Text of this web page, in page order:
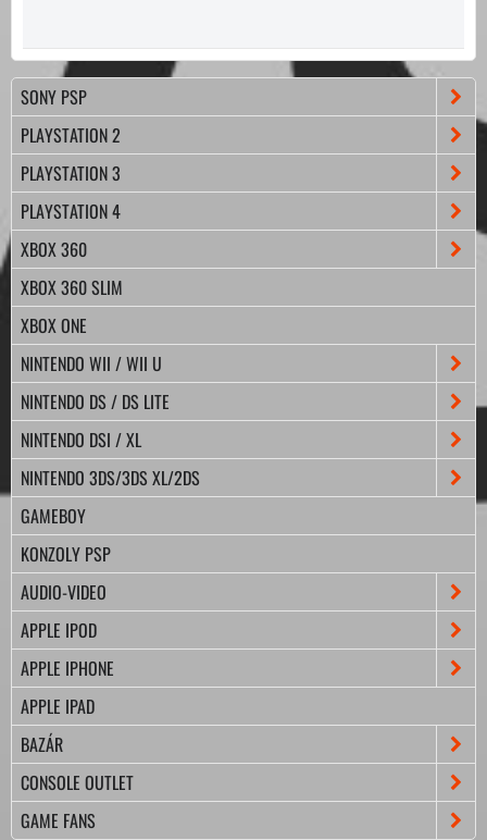
SONY PSP
PLAYSTATION 2
PLAYSTATION 3
PLAYSTATION 4
XBOX 360
XBOX 360 SLIM
XBOX ONE
NINTENDO WII / WII U
NINTENDO DS / DS LITE
NINTENDO DSI / XL
NINTENDO 3DS/3DS XL/2DS
GAMEBOY
KONZOLY PSP
AUDIO-VIDEO
APPLE IPOD
APPLE IPHONE
APPLE IPAD
BAZÁR
CONSOLE OUTLET
GAME FANS